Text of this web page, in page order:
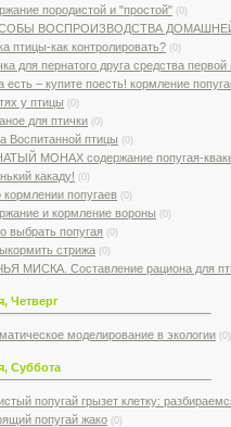
породистой и "простой" (0)
ВОСПРОИЗВОДСТВА
птицы-как контролировать? (0)
для пернатого друга средства
есть – купите поесть! кормление
у птицы (0)
для птички (0)
Воспитанной птицы (0)
МОНАХ содержание попугая-
какаду! (0)
кормлении попугаев (0)
и кормление вороны (0)
выбрать попугая (0)
стрижа (0)
МИСКА. Составление рациона для
Четверг
моделирование в экологии (0)
Суббота
попугай грызет клетку:
попугай жако (0)